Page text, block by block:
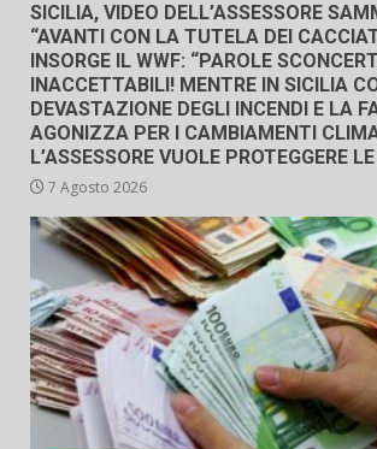
SICILIA, VIDEO DELL’ASSESSORE
“AVANTI CON LA TUTELA DEI
INSORGE IL WWF: “PAROLE
INACCETTABILI! MENTRE IN SICILIA
DEVASTAZIONE DEGLI INCENDI E LA
AGONIZZA PER I CAMBIAMENTI
L’ASSESSORE VUOLE PROTEGGERE
7 Agosto 2026